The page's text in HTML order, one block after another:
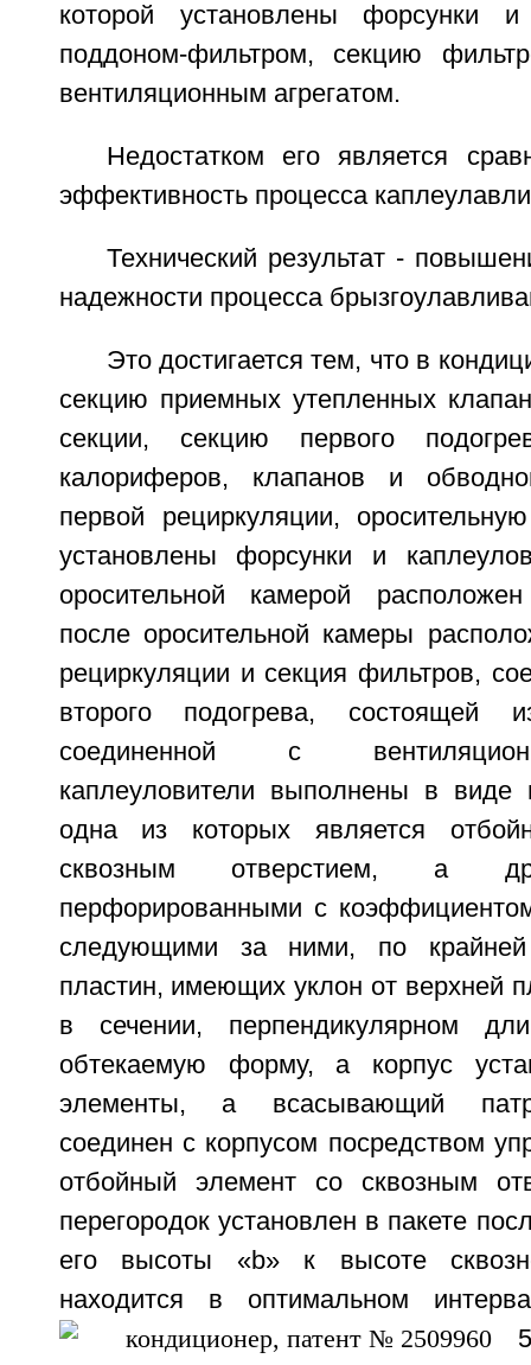
которой установлены форсунки
поддоном-фильтром, секцию
вентиляционным агрегатом.
Недостатком его является
эффективность процесса
Технический результат -
надежности процесса
Это достигается тем, что в
секцию приемных утепленных
секции, секцию первого
калориферов, клапанов и
первой рециркуляции,
установлены форсунки и
оросительной камерой
после оросительной камеры
рециркуляции и секция фильтров,
второго подогрева, состоящей
соединенной с
каплеуловители выполнены в виде
одна из которых является
сквозным отверстием, а
перфорированными с
следующими за ними, по
пластин, имеющих уклон от верхней
в сечении, перпендикулярном
обтекаемую форму, а корпус
элементы, а всасывающий
соединен с корпусом посредством
отбойный элемент со сквозным
перегородок установлен в пакете
его высоты «b» к высоте
находится в оптимальном
5,